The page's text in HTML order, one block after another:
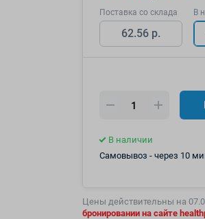
Поставка со склада
62.56 р.
В
В наличии
Самовывоз - через 10
Цены действительны на
бронировании на сайте